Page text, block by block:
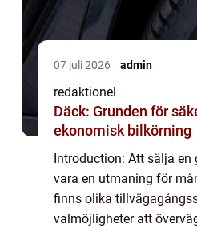
07 juli 2026 admin
redaktionel
Däck: Grunden för
ekonomisk bilkörning
Introduction: Att sälja en
vara en utmaning för
finns olika
valmöjligheter att